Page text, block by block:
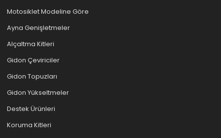
Motosiklet Modeline Göre
Ayna Genişletmeler
Alçaltma Kitleri
Gidon Çeviriciler
Gidon Topuzları
Gidon Yükseltmeler
Destek Ürünleri
Koruma Kitleri